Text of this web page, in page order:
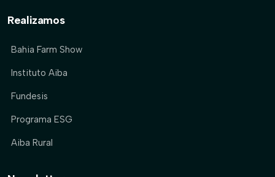
Realizamos
Bahia Farm Show
Instituto Aiba
Fundesis
Programa ESG
Aiba Rural